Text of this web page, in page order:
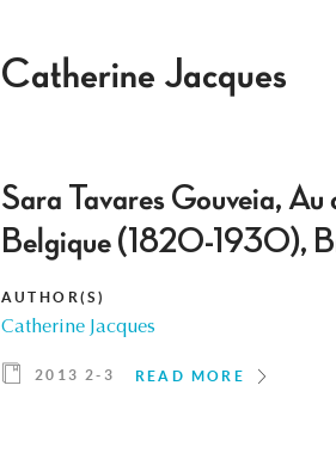
Catherine Jacques
Sara Tavares Gouveia, Au
Belgique (1820-1930),
AUTHOR(S)
Catherine Jacques
2013 2-3 READ MORE